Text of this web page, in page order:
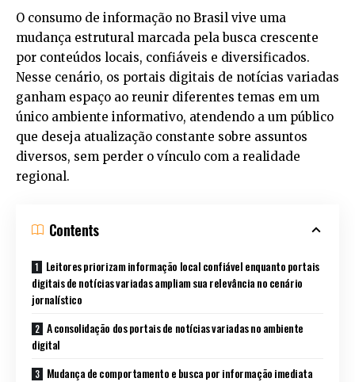
O consumo de informação no Brasil vive uma
mudança estrutural marcada pela busca crescente
por conteúdos locais, confiáveis e diversificados.
Nesse cenário, os portais digitais de notícias variadas
ganham espaço ao reunir diferentes temas em um
único ambiente informativo, atendendo a um público
que deseja atualização constante sobre assuntos
diversos, sem perder o vínculo com a realidade
regional.
Contents
Leitores priorizam informação local confiável enquanto portais
digitais de notícias variadas ampliam sua relevância no cenário
jornalístico
A consolidação dos portais de notícias variadas no ambiente
digital
Mudança de comportamento e busca por informação imediata